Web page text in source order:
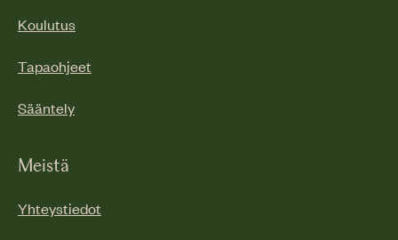
Koulutus
Tapaohjeet
Sääntely
Meistä
Yhteystiedot